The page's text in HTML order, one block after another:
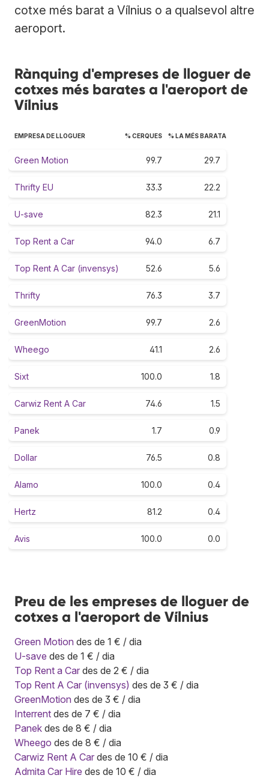
cotxe més barat a Vílnius o a qualsevol altre
aeroport.
Rànquing d'empreses de lloguer de
cotxes més barates a l'aeroport de
Vílnius
EMPRESA DE LLOGUER % CERQUES % LA MÉS BARATA
Green Motion 99.7 29.7
Thrifty EU 33.3 22.2
U-save 82.3 21.1
Top Rent a Car 94.0 6.7
Top Rent A Car (invensys) 52.6 5.6
Thrifty 76.3 3.7
GreenMotion 99.7 2.6
Wheego 41.1 2.6
Sixt 100.0 1.8
Carwiz Rent A Car 74.6 1.5
Panek 1.7 0.9
Dollar 76.5 0.8
Alamo 100.0 0.4
Hertz 81.2 0.4
Avis 100.0 0.0
Preu de les empreses de lloguer de
cotxes a l'aeroport de Vílnius
Green Motion des de 1 € / dia
U-save des de 1 € / dia
Top Rent a Car des de 2 € / dia
Top Rent A Car (invensys) des de 3 € / dia
GreenMotion des de 3 € / dia
Interrent des de 7 € / dia
Panek des de 8 € / dia
Wheego des de 8 € / dia
Carwiz Rent A Car des de 10 € / dia
Admita Car Hire des de 10 € / dia